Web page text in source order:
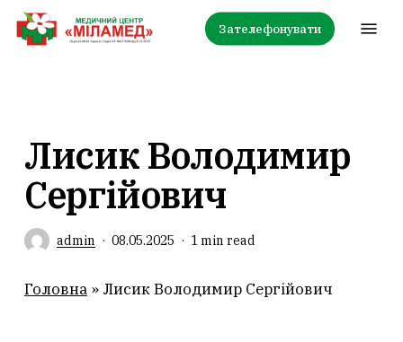
Skip
Зателефонувати
Лисик Володимир
Сергійович
admin 08.05.2025 1 min read
Головна» Лисик Володимир Сергійович